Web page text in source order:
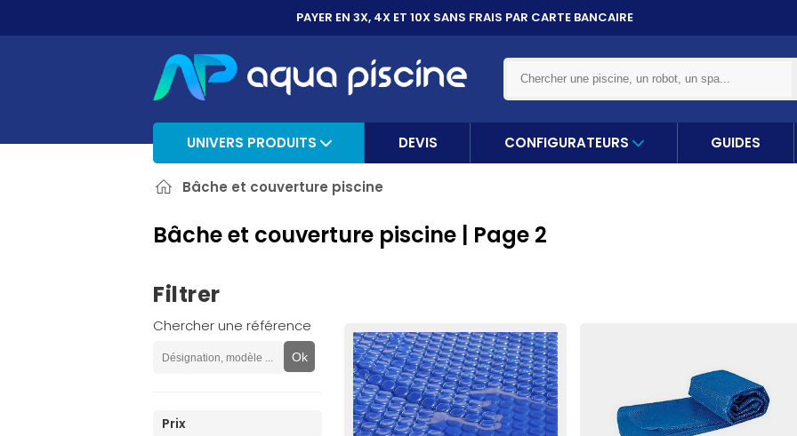
PAYER EN 3X, 4X ET 10XSANS FRAIS PAR CARTE BANCAIRE
UNIVERS PRODUITS DEVIS CONFIGURATEURS GUIDES
Bâche et couverture piscine
Bâche et couverture piscine | Page 2
Filtrer
Chercher une référence
Ok
Prix